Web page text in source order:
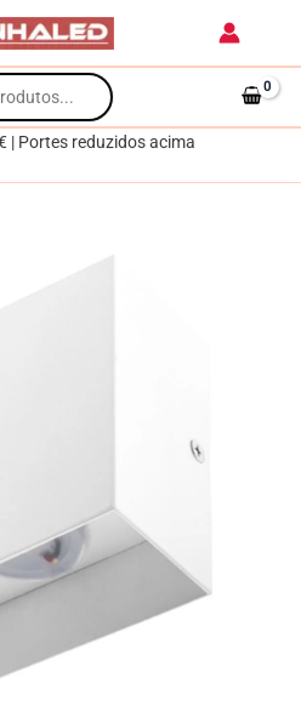
| Portes reduzidos acima